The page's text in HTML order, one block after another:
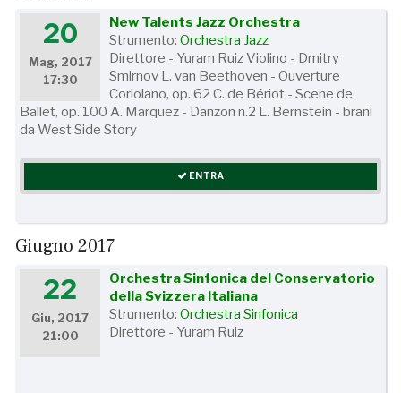
20
Mag, 2017
17:30
New Talents Jazz Orchestra
Strumento:Orchestra Jazz
Direttore - Yuram Ruiz Violino - Dmitry
Smirnov L. van Beethoven - Ouverture
Coriolano, op. 62 C. de Bériot - Scene de
Ballet, op. 100 A. Marquez - Danzon n.2 L. Bernstein - brani
da West Side Story
ENTRA
Giugno 2017
22
Giu, 2017
21:00
Orchestra Sinfonica del Conservatorio
della Svizzera Italiana
Strumento:Orchestra Sinfonica
Direttore - Yuram Ruiz